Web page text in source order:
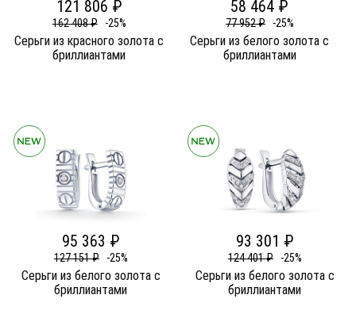
121 806 ₽
162 408 ₽ -25%
Серьги из красного золота c
бриллиантами
58 464 ₽
77 952 ₽ -25%
Серьги из белого золота c
бриллиантами
95 363 ₽
127 151 ₽ -25%
Серьги из белого золота c
бриллиантами
93 301 ₽
124 401 ₽ -25%
Серьги из белого золота c
бриллиантами